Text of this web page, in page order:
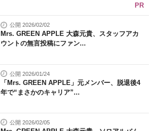
PR
公開 2026/02/02
Mrs. GREEN APPLE 大森元貴、スタッフアカ
ウントの無言投稿にファン...
公開 2026/01/24
「Mrs. GREEN APPLE」元メンバー、脱退後4
年で“まさかのキャリア”...
公開 2026/02/05